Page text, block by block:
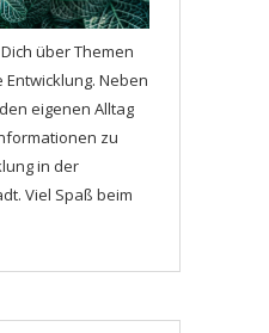
über Themen
Neben
eigenen Alltag
zu
in der
Viel Spaß beim